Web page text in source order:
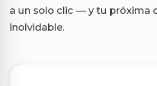
a un solo clic — y tu próxima
inolvidable.